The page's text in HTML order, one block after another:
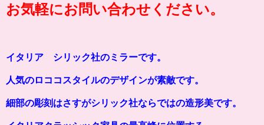
お気軽にお問い合わせください。
イタリア シリック社のミラーです。
人気のロココスタイルのデザインが素敵です。
細部の彫刻はさすがシリック社ならではの造形美です。